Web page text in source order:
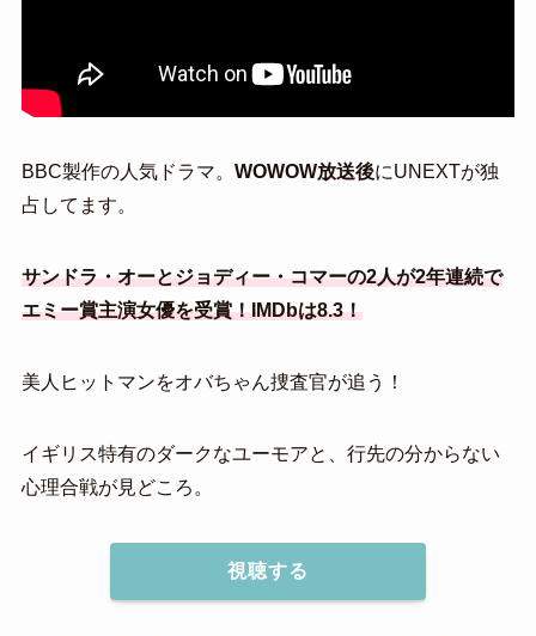
BBC製作の人気ドラマ。 WOWOW放送後にUNEXTが独
占してます。
サンドラ・オーとジョディー・コマーの2人が2年連続で
エミー賞主演女優を受賞！IMDbは8.3！
美人ヒットマンをオバちゃん捜査官が追う！
イギリス特有のダークなユーモアと、行先の分からない
心理合戦が見どころ。
視聴する